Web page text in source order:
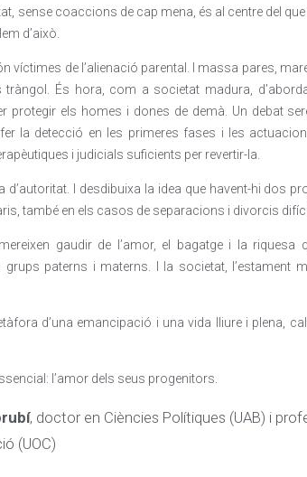
sense coaccions de cap mena, és al centre del
d’això.
víctimes de l’alienació parental. I massa pares,
És hora, com a societat madura,
protegir els homes i dones de demà. Un debat
la detecció en les primeres fases i les
i judicials suficients per revertir-la.
d’autoritat. I desdibuixa la idea que havent-hi dos
també en els casos de separacions i divorcis
gaudir de l’amor, el bagatge i la riquesa
paterns i materns. I la societat, l’estament
d’una emancipació i una vida lliure i plena,
l’amor dels seus progenitors.
, doctor en Ciències Polítiques (UAB) i
(UOC)